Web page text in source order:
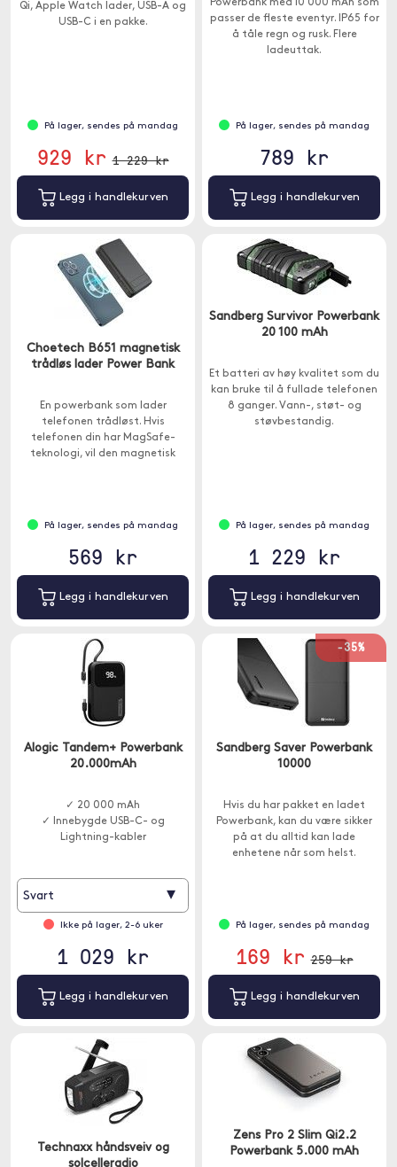
Qi, Apple Watch lader, USB-A og
USB-C i en pakke.
På lager, sendes på mandag
929 kr 1 229 kr
Legg i handlekurven
Powerbank med 10 000 mAh som
passer de fleste eventyr. IP65 for
å tåle regn og rusk. Flere
ladeuttak.
På lager, sendes på mandag
789 kr
Legg i handlekurven
Choetech B651 magnetisk
trådløs lader Power Bank
En powerbank som lader
telefonen trådløst. Hvis
telefonen din har MagSafe-
teknologi, vil den magnetisk
På lager, sendes på mandag
569 kr
Legg i handlekurven
Sandberg Survivor Powerbank
20 100 mAh
Et batteri av høy kvalitet som du
kan bruke til å fullade telefonen
8 ganger. Vann-, støt- og
støvbestandig.
På lager, sendes på mandag
1 229 kr
Legg i handlekurven
Alogic Tandem+ Powerbank
20.000mAh
✓ 20 000 mAh
✓ Innebygde USB-C- og
Lightning-kabler
Svart ▾
Ikke på lager, 2-6 uker
1 029 kr
Legg i handlekurven
-35%
Sandberg Saver Powerbank
10000
Hvis du har pakket en ladet
Powerbank, kan du være sikker
på at du alltid kan lade
enhetene når som helst.
På lager, sendes på mandag
169 kr 259 kr
Legg i handlekurven
Technaxx håndsveiv og
solcelleradio
Zens Pro 2 Slim Qi2.2
Powerbank 5.000 mAh